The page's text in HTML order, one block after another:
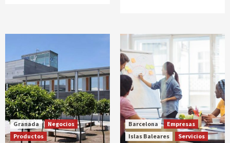
Granada
Negocios
Productos
Barcelona
Empresas
Islas Baleares
Servicios